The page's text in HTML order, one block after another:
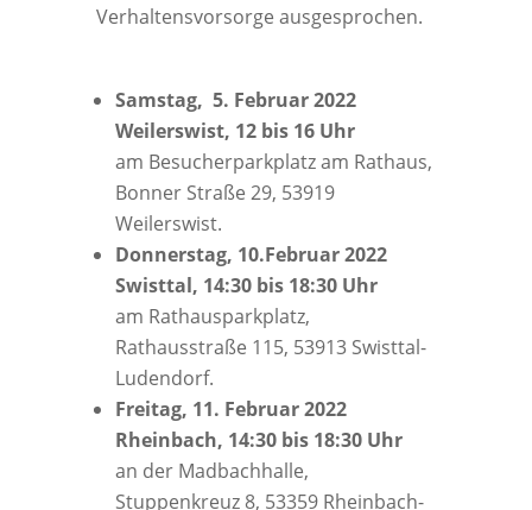
Verhaltensvorsorge ausgesprochen.
Samstag, 5. Februar 2022
Weilerswist, 12 bis 16 Uhr
am Besucherparkplatz am Rathaus,
Bonner Straße 29, 53919
Weilerswist.
Donnerstag, 10.Februar 2022
Swisttal, 14:30 bis 18:30 Uhr
am Rathausparkplatz,
Rathausstraße 115, 53913 Swisttal-
Ludendorf.
Freitag, 11. Februar 2022
Rheinbach, 14:30 bis 18:30 Uhr
an der Madbachhalle,
Stuppenkreuz 8, 53359 Rheinbach-